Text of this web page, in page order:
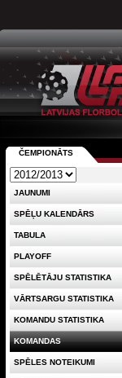
ČEMPIONĀTS
JAUNUMI
SPĒĻU KALENDĀRS
TABULA
PLAYOFF
SPĒLĒTĀJU STATISTIKA
VĀRTSARGU STATISTIKA
KOMANDU STATISTIKA
KOMANDAS
SPĒLES NOTEIKUMI